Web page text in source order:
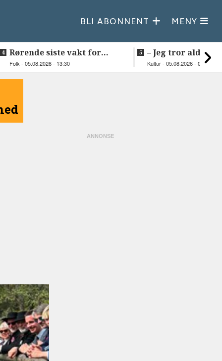
BLI ABONNENT MENY
Rørende siste vakt for
Inge på Helnessund-kaia
Folk - 05.08.2026 - 13:30
–⁠ Jeg tror aldri
så vakker natur
Kultur - 05.08.2026 - 09:20